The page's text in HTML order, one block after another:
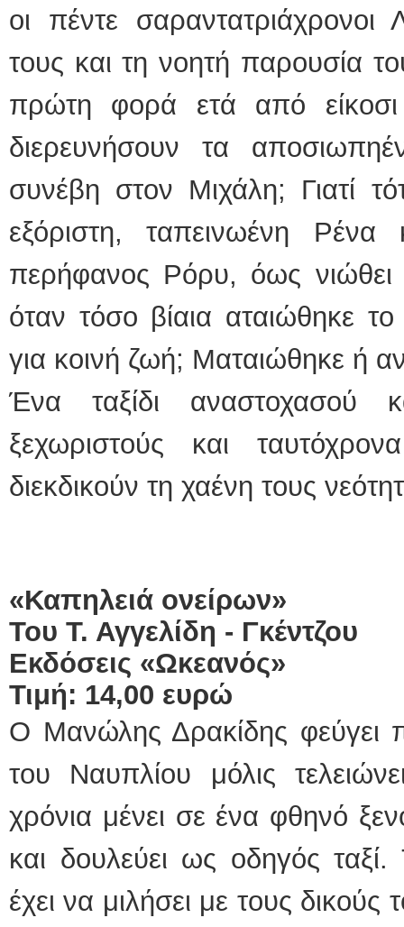
οι πέντε
τους και τη νοητή παρουσία
πρώτη φορά ετά από
διερευνήσουν τα
συνέβη στον Μιχάλη; Γιατί
εξόριστη, ταπεινωένη
περήφανος Ρόρυ, όως νιώθει
όταν τόσο βίαια αταιώθηκε
για κοινή ζωή; Ματαιώθηκε ή
Ένα ταξίδι αναστοχασού
ξεχωριστούς και
διεκδικούν τη χαένη τους
«Καπηλειά ονείρων»
Του Τ. Αγγελίδη - Γκέντζου
Εκδόσεις «Ωκεανός»
Τιμή: 14,00 ευρώ
Ο Μανώλης Δρακίδης φεύγει
του Ναυπλίου μόλις
χρόνια μένει σε ένα φθηνό
και δουλεύει ως οδηγός
έχει να μιλήσει με τους